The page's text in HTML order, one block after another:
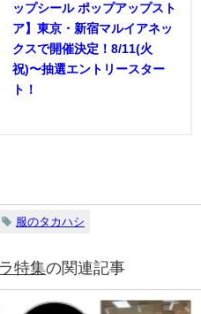
ップシール ポップアップスト
ア】東京・新宿マルイアネッ
クスで開催決定！8/11(火
祝)〜抽選エントリースター
ト！
服のタカハシ
特集の関連記事